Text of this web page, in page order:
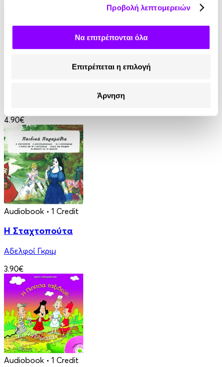
Προβολή λεπτομερειών
Να επιτρέπονται όλα
Επιτρέπεται η επιλογή
Άρνηση
Audiobook • 1 Credit
Ταξίδια στη Μυθολογία - Κατορθώματα και
4.90€
Audiobook • 1 Credit
Η Σταχτοπούτα
Αδελφοί Γκριμ
3.90€
Audiobook • 1 Credit